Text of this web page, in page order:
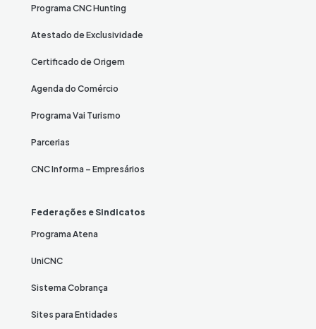
Programa CNC Hunting
Atestado de Exclusividade
Certificado de Origem
Agenda do Comércio
Programa Vai Turismo
Parcerias
CNC Informa – Empresários
Federações e Sindicatos
Programa Atena
UniCNC
Sistema Cobrança
Sites para Entidades